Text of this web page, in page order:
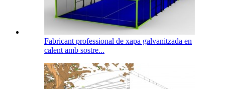
Fabricant professional de xapa galvanitzada en
calent amb sostre...